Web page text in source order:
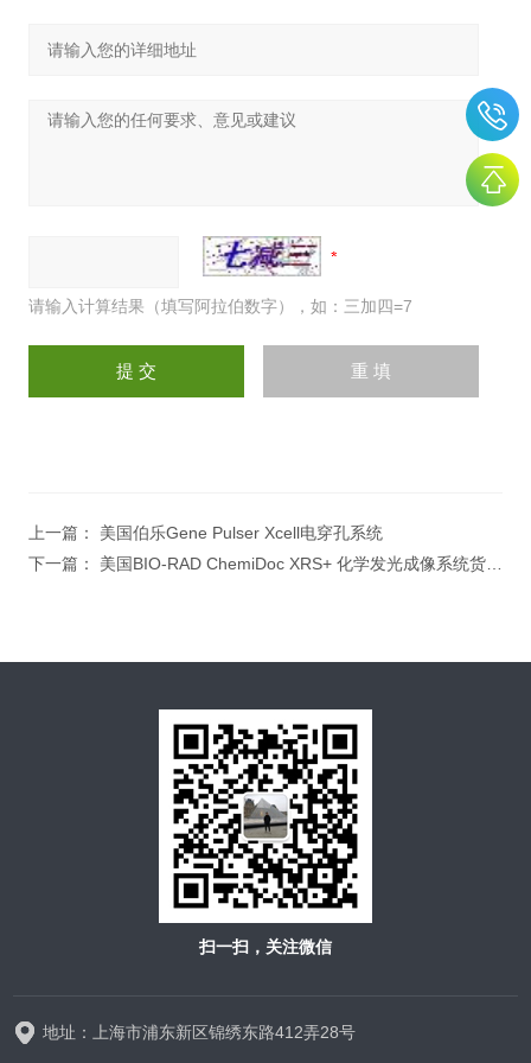
请输入计算结果（填写阿拉伯数字），如：三加四=7
上一篇： 美国伯乐Gene Pulser Xcell电穿孔系统
下一篇： 美国BIO-RAD ChemiDoc XRS+ 化学发光成像系统货号1708265
扫一扫，关注微信
地址：上海市浦东新区锦绣东路412弄28号